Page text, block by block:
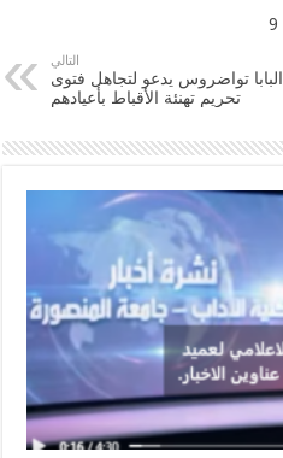
بلطيم لشاب من المحلة وأنقاذ 9
التالي
البابا تواضروس يدعو لتجاهل فتوى
تحريم تهنئة الأقباط بأعيادهم